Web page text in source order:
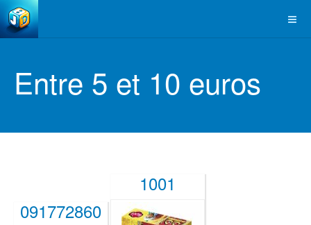
Entre 5 et 10 euros
091772860
1001